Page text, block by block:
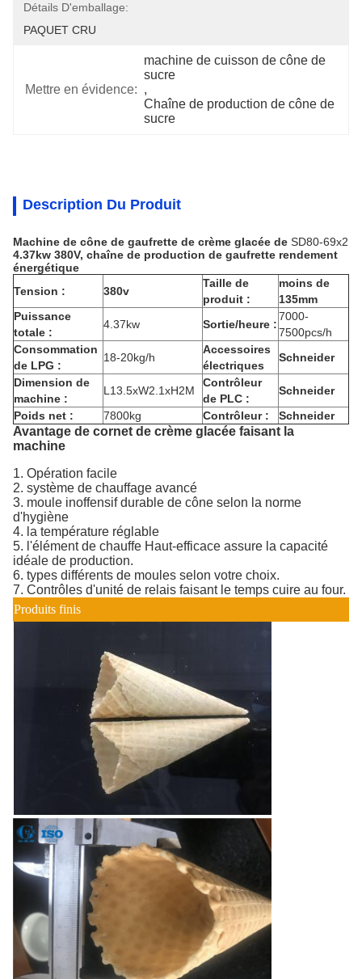
Détails D'emballage:
PAQUET CRU
Mettre en évidence:
machine de cuisson de cône de
sucre
,
Chaîne de production de cône de
sucre
Description Du Produit
Machine de cône de gaufrette de crème glacée de SD80-69x2
4.37kw 380V, chaîne de production de gaufrette rendement
énergétique
Tension :
380v
Taille de
produit :
moins de
135mm
Puissance
totale :
4.37kw Sortie/heure :
7000-
7500pcs/h
Consommation
de LPG :
18-20kg/h
Accessoires
électriques
Schneider
Dimension de
machine :
L13.5xW2.1xH2M
Contrôleur
de PLC :
Schneider
Poids net :
7800kg Contrôleur : Schneider
Avantage de cornet de crème glacée faisant la
machine
1. Opération facile
2. système de chauffage avancé
3. moule inoffensif durable de cône selon la norme
d'hygiène
4. la température réglable
5. l'élément de chauffe Haut-efficace assure la capacité
idéale de production.
6. types différents de moules selon votre choix.
7. Contrôles d'unité de relais faisant le temps cuire au four.
Produits finis